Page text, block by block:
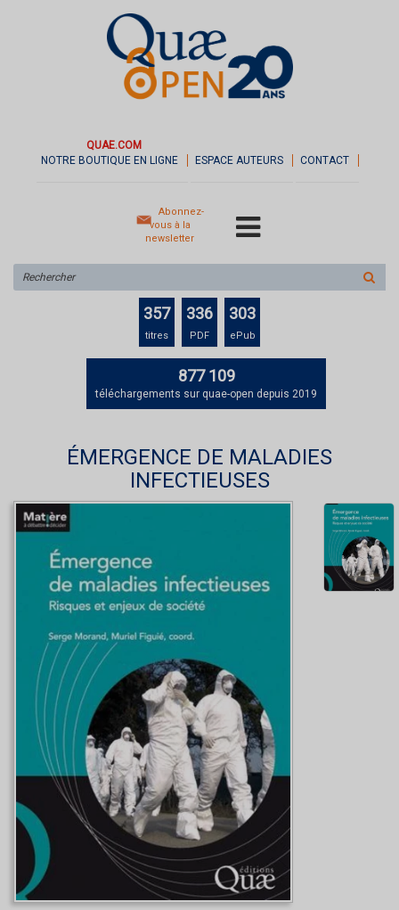
QUAE.COM
NOTRE BOUTIQUE EN LIGNE
ESPACE AUTEURS CONTACT
Abonnez-
vous à la
newsletter
sur
le
357
titres
336
PDF
303
ePub
877 109
téléchargements sur quae-open depuis 2019
ÉMERGENCE DE MALADIES
INFECTIEUSES